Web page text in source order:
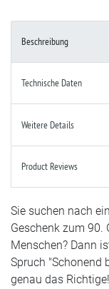
Beschreibung
Technische Daten
Weitere Details
Product Reviews
Sie suchen nach
Geschenk zum 90.
Menschen? Dann
Spruch "Schonend
genau das